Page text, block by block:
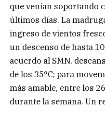
que venían soportando
últimos días. La
ingreso de vientos
un descenso de hasta
acuerdo al SMN,
de los 35°C; para
más amable, entre los
durante la semana. Un